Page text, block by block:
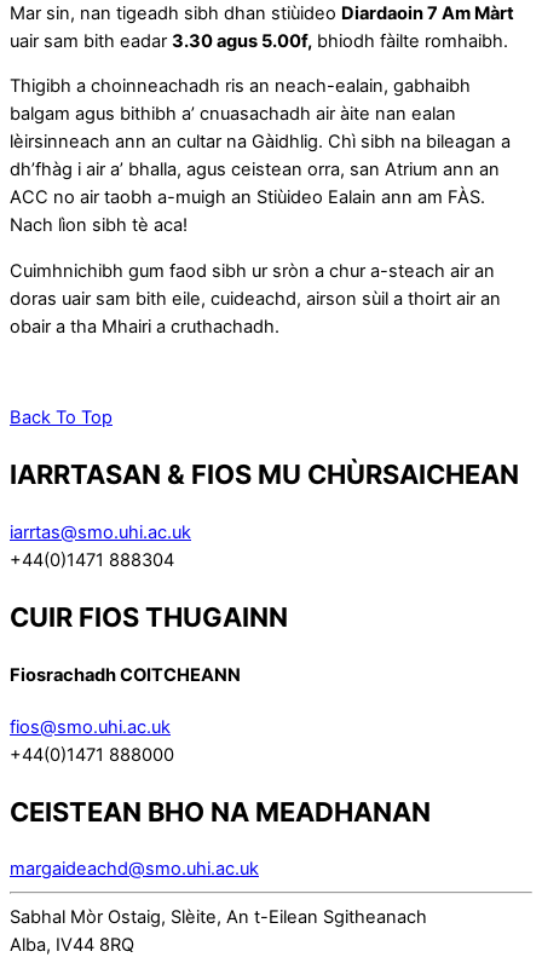
Mar sin, nan tigeadh sibh dhan stiùideo Diardaoin 7 Am Màrt
uair sam bith eadar 3.30 agus 5.00f, bhiodh fàilte romhaibh.
Thigibh a choinneachadh ris an neach-ealain, gabhaibh
balgam agus bithibh a’ cnuasachadh air àite nan ealan
lèirsinneach ann an cultar na Gàidhlig. Chì sibh na bileagan a
dh’fhàg i air a’ bhalla, agus ceistean orra, san Atrium ann an
ACC no air taobh a-muigh an Stiùideo Ealain ann am FÀS.
Nach lìon sibh tè aca!
Cuimhnichibh gum faod sibh ur sròn a chur a-steach air an
doras uair sam bith eile, cuideachd, airson sùil a thoirt air an
obair a tha Mhairi a cruthachadh.
Back To Top
IARRTASAN & FIOS MU CHÙRSAICHEAN
iarrtas@smo.uhi.ac.uk
+44(0)1471 888304
CUIR FIOS THUGAINN
Fiosrachadh COITCHEANN
fios@smo.uhi.ac.uk
+44(0)1471 888000
CEISTEAN BHO NA MEADHANAN
margaideachd@smo.uhi.ac.uk
Sabhal Mòr Ostaig, Slèite, An t-Eilean Sgitheanach
Alba, IV44 8RQ